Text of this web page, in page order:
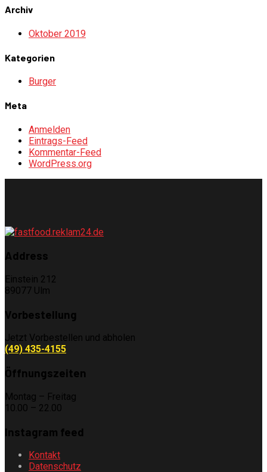
Archiv
Oktober 2019
Kategorien
Burger
Meta
Anmelden
Eintrags-Feed
Kommentar-Feed
WordPress.org
Address
Einstein 212
89077 Ulm
Vorbestellung
Jetzt Vorbestellen und abholen
(49) 435-4155
Öffnungszeiten
Montag – Freitag
10.00 – 22.00
Instagram feed
Kontakt
Datenschutz